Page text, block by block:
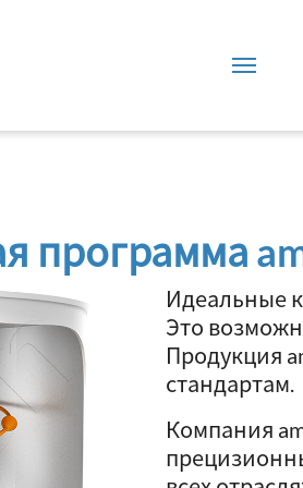
программа
Идеальные
Это
Продукция
стандартам.
Компания